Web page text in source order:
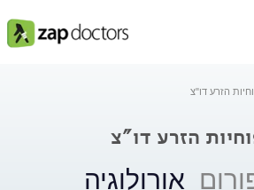
הזרע דו"צ
הזרע דו"צ
אורולוגיה